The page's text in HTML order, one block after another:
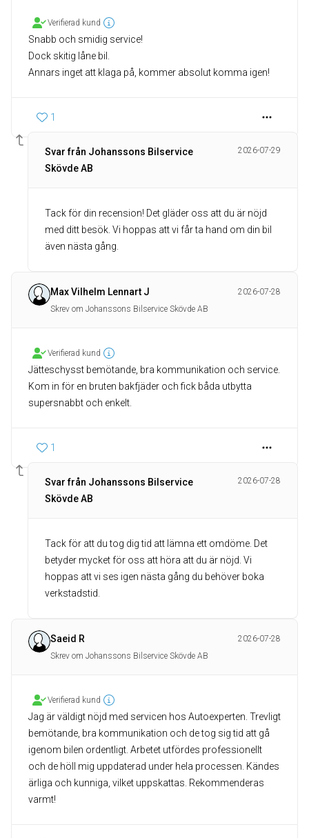
Verifierad kund
Snabb och smidig service!
Dock skitig låne bil.
Annars inget att klaga på, kommer absolut komma igen!
1
Svar från Johanssons Bilservice
Skövde AB
2026-07-29
Tack för din recension! Det gläder oss att du är nöjd
med ditt besök. Vi hoppas att vi får ta hand om din bil
även nästa gång.
Max Vilhelm Lennart J
2026-07-28
Skrev om Johanssons Bilservice Skövde AB
Verifierad kund
Jätteschysst bemötande, bra kommunikation och service.
Kom in för en bruten bakfjäder och fick båda utbytta
supersnabbt och enkelt.
1
Svar från Johanssons Bilservice
Skövde AB
2026-07-28
Tack för att du tog dig tid att lämna ett omdöme. Det
betyder mycket för oss att höra att du är nöjd. Vi
hoppas att vi ses igen nästa gång du behöver boka
verkstadstid.
Saeid R
2026-07-28
Skrev om Johanssons Bilservice Skövde AB
Verifierad kund
Jag är väldigt nöjd med servicen hos Autoexperten. Trevligt
bemötande, bra kommunikation och de tog sig tid att gå
igenom bilen ordentligt. Arbetet utfördes professionellt
och de höll mig uppdaterad under hela processen. Kändes
ärliga och kunniga, vilket uppskattas. Rekommenderas
varmt!